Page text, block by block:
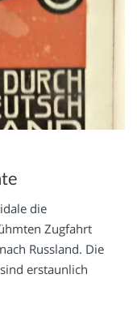
die
Zugfahrt
Russland. Die
erstaunlich